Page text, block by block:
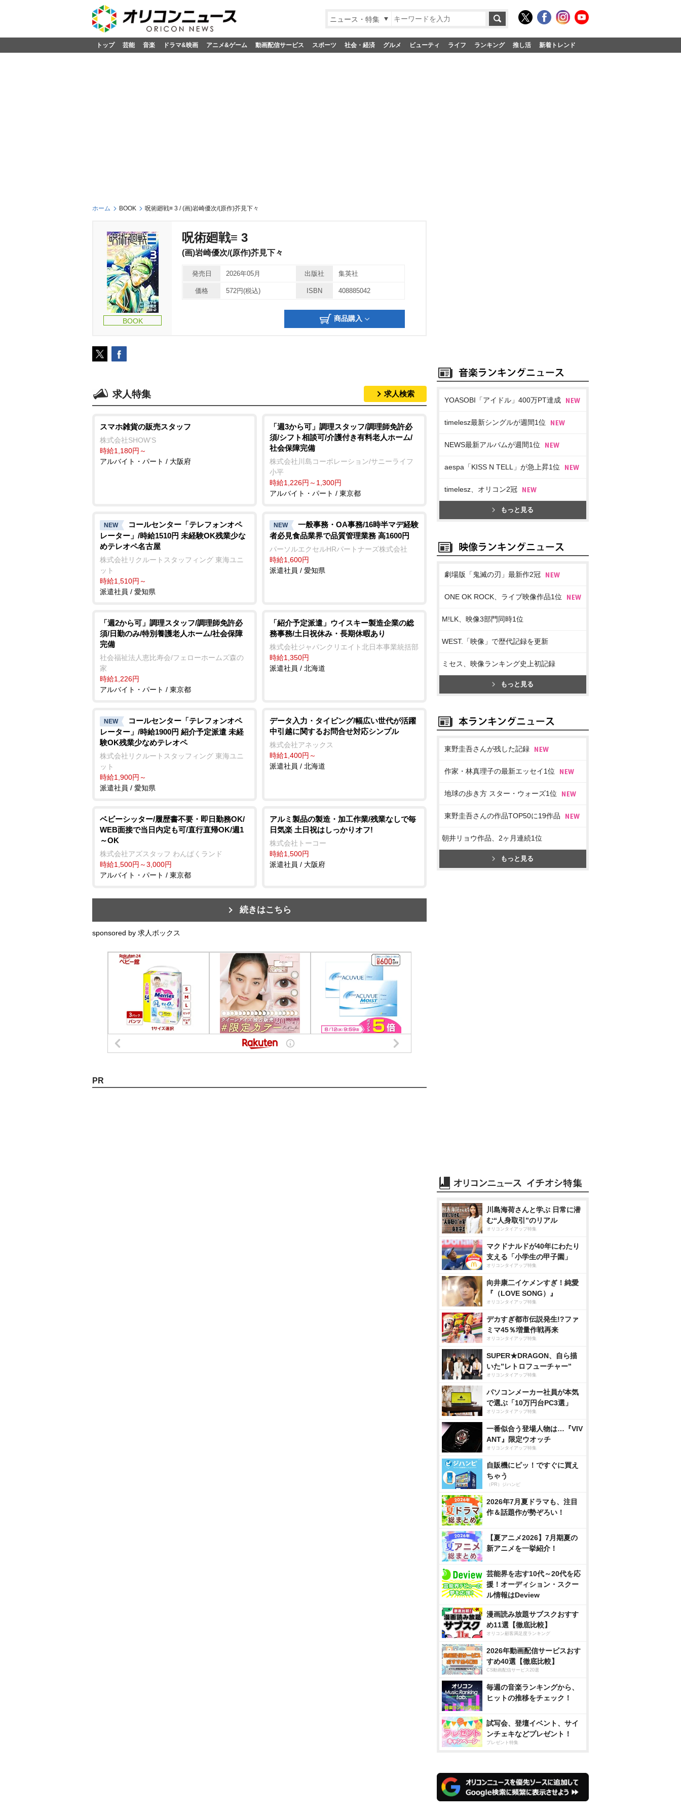
ニュース・特集
トップ 芸能 音楽 ドラマ&映画 アニメ&ゲーム 動画配信サービス スポーツ 社会・経済 グルメ ビューティ ライフ ランキング 推し活 新着トレンド
ホーム BOOK 呪術廻戦≡ 3 / (画)岩崎優次/(原作)芥見下々
BOOK
呪術廻戦≡ 3
(画)岩崎優次/(原作)芥見下々
発売日 2026年05月 出版社 集英社
価格 572円(税込) ISBN 408885042
商品購入
求人特集 求人検索
スマホ雑貨の販売スタッフ
株式会社SHOW’S
時給1,180円～
アルバイト・パート / 大阪府
「週3から可」調理スタッフ/調理師免許必
須/シフト相談可/介護付き有料老人ホーム/
社会保障完備
株式会社川島コーポレーション/サニーライフ
小平
時給1,226円～1,300円
アルバイト・パート / 東京都
NEW
コールセンター「テレフォンオペ
レーター」/時給1510円 未経験OK残業少な
めテレオペ名古屋
株式会社リクルートスタッフィング 東海ユニ
ット
時給1,510円～
派遣社員 / 愛知県
NEW
一般事務・OA事務/16時半マデ経験
者必見食品業界で品質管理業務 高1600円
パーソルエクセルHRパートナーズ株式会社
時給1,600円
派遣社員 / 愛知県
「週2から可」調理スタッフ/調理師免許必
須/日勤のみ/特別養護老人ホーム/社会保障
完備
社会福祉法人恵比寿会/フェローホームズ森の
家
時給1,226円
アルバイト・パート / 東京都
「紹介予定派遣」ウイスキー製造企業の総
務事務/土日祝休み・長期休暇あり
株式会社ジャパンクリエイト北日本事業統括部
時給1,350円
派遣社員 / 北海道
NEW
コールセンター「テレフォンオペ
レーター」/時給1900円 紹介予定派遣 未経
験OK残業少なめテレオペ
株式会社リクルートスタッフィング 東海ユニ
ット
時給1,900円～
派遣社員 / 愛知県
データ入力・タイピング/幅広い世代が活躍
中引越に関するお問合せ対応シンプル
株式会社アネックス
時給1,400円～
派遣社員 / 北海道
ベビーシッター/履歴書不要・即日勤務OK/
WEB面接で当日内定も可/直行直帰OK/週1
～OK
株式会社アズスタッフ わんぱくランド
時給1,500円～3,000円
アルバイト・パート / 東京都
アルミ製品の製造・加工作業/残業なしで毎
日気楽 土日祝はしっかりオフ!
株式会社トーコー
時給1,500円
派遣社員 / 大阪府
続きはこちら
sponsored by 求人ボックス
PR
YOASOBI「アイドル」400万PT達成
timelesz最新シングルが週間1位
NEWS最新アルバムが週間1位
aespa「KISS N TELL」が急上昇1位
timelesz、オリコン2冠
もっと見る
劇場版「鬼滅の刃」最新作2冠
ONE OK ROCK、ライブ映像作品1位
M!LK、映像3部門同時1位
WEST.「映像」で歴代記録を更新
ミセス、映像ランキング史上初記録
もっと見る
東野圭吾さんが残した記録
作家・林真理子の最新エッセイ1位
地球の歩き方 スター・ウォーズ1位
東野圭吾さんの作品TOP50に19作品
朝井リョウ作品、2ヶ月連続1位
もっと見る
川島海荷さんと学ぶ 日常に潜
む“人身取引”のリアル
オリコンタイアップ特集
マクドナルドが40年にわたり
支える「小学生の甲子園」
オリコンタイアップ特集
向井康二イケメンすぎ！純愛
『（LOVE SONG）』
オリコンタイアップ特集
デカすぎ都市伝説発生!?ファ
ミマ45％増量作戦再来
オリコンタイアップ特集
SUPER★DRAGON、自ら描
いた”レトロフューチャー”
オリコンタイアップ特集
パソコンメーカー社員が本気
で選ぶ「10万円台PC3選」
オリコンタイアップ特集
一番似合う登場人物は…『VIV
ANT』限定ウオッチ
オリコンタイアップ特集
自販機にピッ！ですぐに買え
ちゃう
（PR）ジハンピ
2026年7月夏ドラマも、注目
作＆話題作が勢ぞろい！
【夏アニメ2026】7月期夏の
新アニメを一挙紹介！
芸能界を志す10代～20代を応
援！オーディション・スクー
ル情報はDeview
漫画読み放題サブスクおすす
め11選【徹底比較】
オリコン顧客満足度ランキング
2026年動画配信サービスおす
すめ40選【徹底比較】
CS動画配信サービス20選
毎週の音楽ランキングから、
ヒットの推移をチェック！
試写会、登壇イベント、サイ
ンチェキなどプレゼント！
プレゼント特集